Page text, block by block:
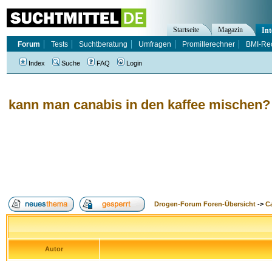
kann man canabis in den kaffee mischen?
Drogen-Forum Foren-Übersicht ->
Autor
Startseite Magazin
Forum
Tests Suchtberatung Umfragen Promillerechner BMI-
Index Suche FAQ Login